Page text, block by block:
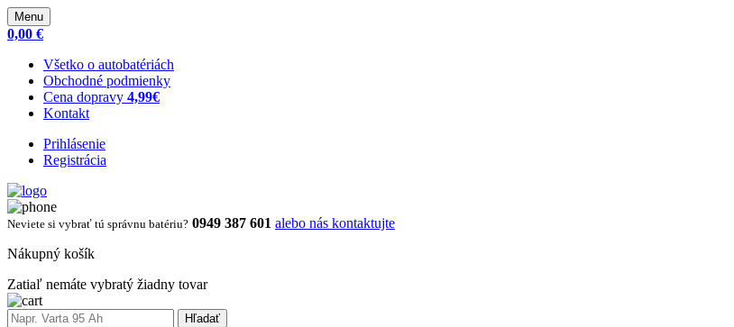
Menu
0,00 €
Všetko o autobatériách
Obchodné podmienky
Cena dopravy 4,99€
Kontakt
Prihlásenie
Registrácia
Neviete si vybrať tú správnu batériu? 0949 387 601 alebo nás kontaktujte
Nákupný košík
Zatiaľ nemáte vybratý žiadny tovar
Hľadať